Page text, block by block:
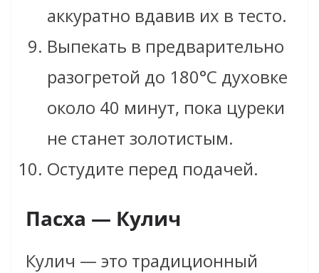
аккуратно вдавив их в тесто.
Выпекать в предварительно
разогретой до 180°C духовке
около 40 минут, пока цуреки
не станет золотистым.
Остудите перед подачей.
Пасха — Кулич
Кулич — это традиционный